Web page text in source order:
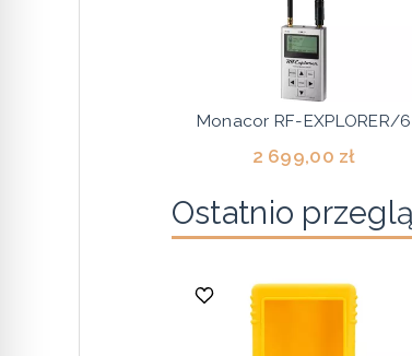
Monacor RF-EXPLORER/6
2 699,00 zł
Ostatnio